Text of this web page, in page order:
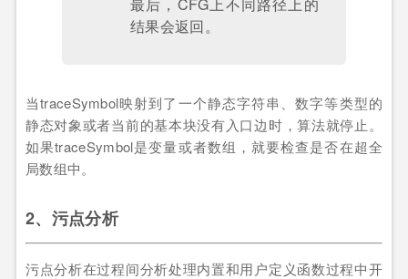
结果会返回。
当traceSymbol映射到了一个静态字符串、数字等类型的
静态对象或者当前的基本块没有入口边时，算法就停止。
如果traceSymbol是变量或者数组，就要检查是否在超全
局数组中。
2、污点分析
污点分析在过程间分析处理内置和用户定义函数过程中开